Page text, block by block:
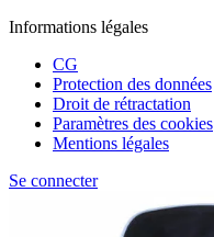
Informations légales
CG
Protection des données
Droit de rétractation
Paramètres des cookies
Mentions légales
Se connecter